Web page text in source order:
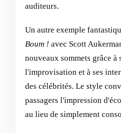
auditeurs.
Un autre exemple
Boum ! avec Scott
nouveaux sommets grâce à
l'improvisation et à ses
des célébrités. Le style
passagers l'impression
au lieu de simplement